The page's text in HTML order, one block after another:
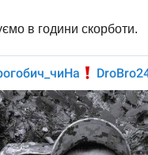
в години скорботи.